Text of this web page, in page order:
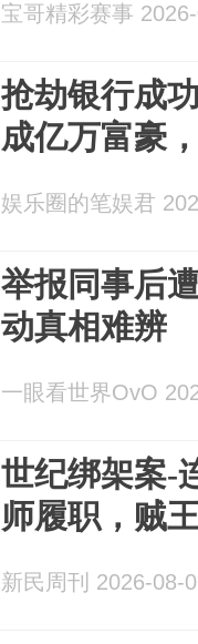
宝哥精彩赛事
抢劫银行成
成亿万富豪
娱乐圈的笔娱君
举报同事后
动真相难辨
一眼看世界OvO
世纪绑架案-
师履职，贼
新民周刊 2026-08-